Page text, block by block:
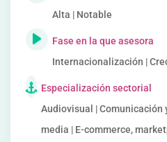
Alta | Notable
Fase en la que asesora
Internacionalización |
Especialización sectorial
Audiovisual | Comunicación
media | E-commerce,